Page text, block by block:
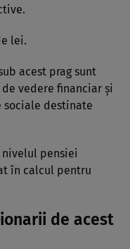
lei.
acest prag sunt
vedere financiar și
sociale destinate
pensiei
în calcul pentru
de acest